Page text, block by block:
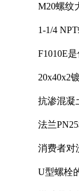
M20螺纹
1-1/4
F1010E
20x40x2
抗渗混凝
法兰
消费者对
U型螺栓